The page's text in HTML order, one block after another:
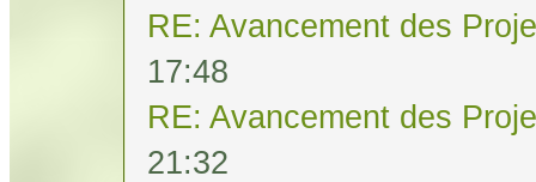
RE: Avancement des
17:48
RE: Avancement des
21:32